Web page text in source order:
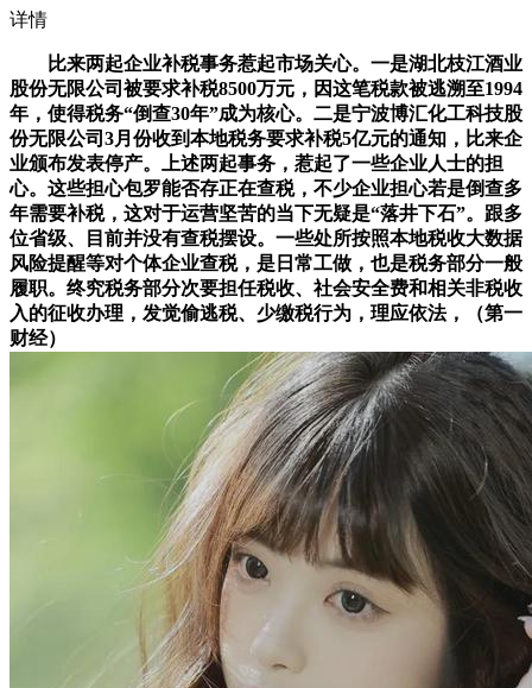
详情
比来两起企业补税事务惹起市场关心。一是湖北枝江酒业
股份无限公司被要求补税8500万元，因这笔税款被逃溯至1994
年，使得税务“倒查30年”成为核心。二是宁波博汇化工科技股
份无限公司3月份收到本地税务要求补税5亿元的通知，比来企
业颁布发表停产。上述两起事务，惹起了一些企业人士的担
心。这些担心包罗能否存正在查税，不少企业担心若是倒查多
年需要补税，这对于运营坚苦的当下无疑是“落井下石”。跟多
位省级、目前并没有查税摆设。一些处所按照本地税收大数据
风险提醒等对个体企业查税，是日常工做，也是税务部分一般
履职。终究税务部分次要担任税收、社会安全费和相关非税收
入的征收办理，发觉偷逃税、少缴税行为，理应依法，（第一
财经）